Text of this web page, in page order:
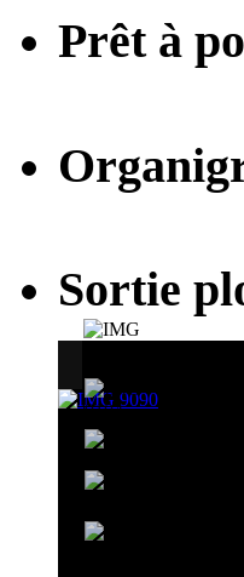
Prêt à
Sortie